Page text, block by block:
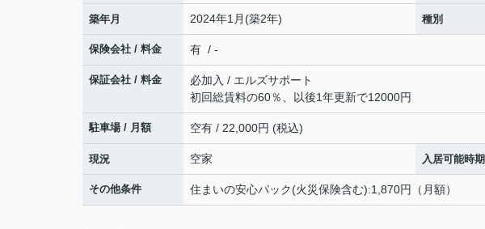
築年月 2024年1月(築2年) 種別
保険会社 / 料金 有 / -
保証会社 / 料金
必加入 / エルズサポート
初回総賃料の60％、以後1年更新で12000円
駐車場 / 月額 空有 / 22,000円 (税込)
現況 空家 入居可能時期
その他条件 住まいの安心パック(火災保険含む):1,870円（月額）